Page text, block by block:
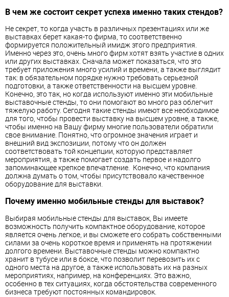
В чем же состоит секрет успеха именно таких стендов?
Не секрет, то когда участь в различных презентациях или же
выставках берет какая-то фирма, то соответственно
формируется положительный имидж этого предприятия.
Именно через это, очень много фирм хотят взять участие в одних
или других выставках. Сначала может показаться, что это
требует приложения много усилий и времени, а также выглядит
так: в обязательном порядке нужно требовать серьезной
подготовки, а также ответственности на высшем уровне.
Конечно, это так, но когда используют именно эти мобильные
выставочные стенды, то они помогают во много раз облегчит
тяжелую работу. Сегодня такие стенды имеют все необходимое
для того, чтобы провести выставку на высшем уровне, а также,
чтобы именно на Вашу фирму многие пользователи обратили
свое внимание. Понятно, что огромное значения играет и
внешний вид экспозиции, потому что он должен
соответствовать той концепции, которую представляет
мероприятия, а также помогает создать первое и надолго
запоминающее крепкое впечатление. Конечно, что компания
должна думать о том, чтобы присутствовало качественное
оборудование для выставки.
Почему именно мобильные стенды для выставок?
Выбирая мобильные стенды для выставок, Вы имеете
возможность получить компактное оборудование, которое
является очень легкое, и вы сможете его собрать собственными
силами за очень короткое время и применять на протяжении
долгого времени. Выставочные стенды можно компактно
хранит в тубусе или в боксе, что позволит перевозить их с
одного места на другое, а также использовать их на разных
мероприятиях, например, на конференциях. Это важно,
особенно в тех ситуациях, когда обстоятельства современного
бизнеса требуют постоянных командировок.